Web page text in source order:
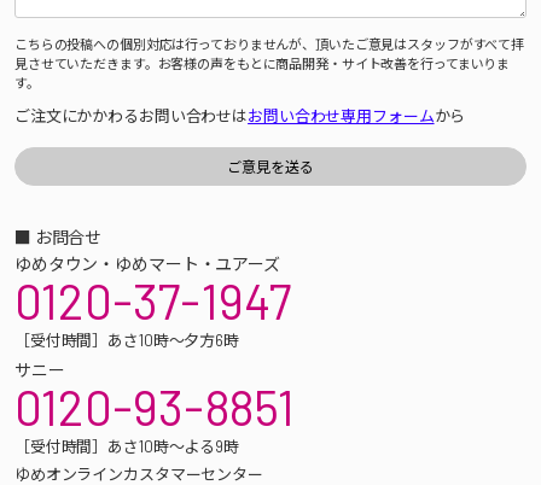
こちらの投稿への個別対応は行っておりませんが、頂いたご意見はスタッフがすべて拝
見させていただきます。お客様の声をもとに商品開発・サイト改善を行ってまいりま
す。
ご注文にかかわるお問い合わせはお問い合わせ専用フォームから
■ お問合せ
ゆめタウン・ゆめマート・ユアーズ
0120-37-1947
［受付時間］あさ10時～夕方6時
サニー
0120-93-8851
［受付時間］あさ10時～よる9時
ゆめオンラインカスタマーセンター